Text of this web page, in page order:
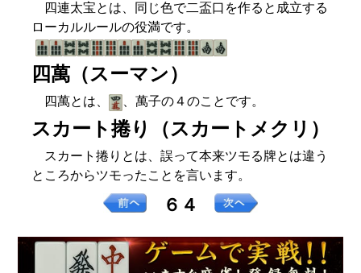
四連太宝とは、同じ色で二盃口を作ると成立する
ローカルルールの役満です。
四萬（スーマン）
四萬とは、 、萬子の４のことです。
スカート捲り（スカートメクリ）
スカート捲りとは、誤って本来ツモる牌とは違う
ところからツモったことを言います。
６４